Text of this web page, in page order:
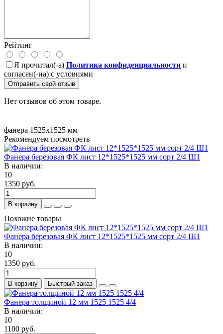
Рейтинг
Я прочитал(-а) Политика конфиденциальности и
согласен(-на) с условиями
Отправить свой отзыв
Нет отзывов об этом товаре.
фанера 1525х1525 мм
Рекомендуем посмотреть
Фанера березовая ФК лист 12*1525*1525 мм сорт 2/4 Ш1
В наличии:
10
1350 руб.
В корзину
Похожие товары
Фанера березовая ФК лист 12*1525*1525 мм сорт 2/4 Ш1
В наличии:
10
1350 руб.
В корзину Быстрый заказ
Фанера толщиной 12 мм 1525 1525 4/4
В наличии:
10
1100 руб.